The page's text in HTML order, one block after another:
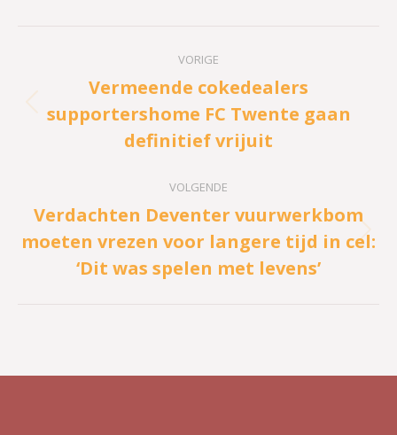
VORIGE
Vorig
bericht
Vermeende cokedealers
supportershome FC Twente gaan
definitief vrijuit
VOLGENDE
Volgend
bericht
Verdachten Deventer vuurwerkbom
moeten vrezen voor langere tijd in cel:
‘Dit was spelen met levens’